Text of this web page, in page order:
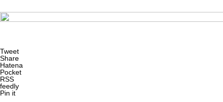
Tweet
Share
Hatena
Pocket
RSS
feedly
Pin it